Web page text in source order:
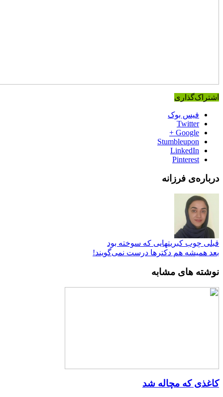
فیس بوک
Twitter
Google +
Stumbleupon
LinkedIn
Pinterest
فرزانه
چوب کبریتهایی که سوخته بود
هم دکترها درست نمی‌گویند!
های مشابه
که مچاله شد